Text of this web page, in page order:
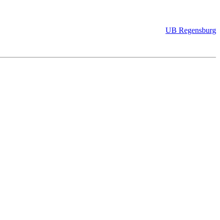
UB Regensburg